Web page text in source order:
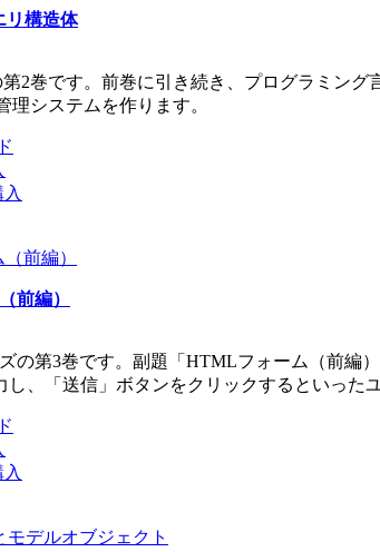
リ構造体
2巻です。前巻に引き続き、プログラミン
理システムを作ります。
前編）
の第3巻です。副題「HTMLフォーム（前
、「送信」ボタンをクリックするといった